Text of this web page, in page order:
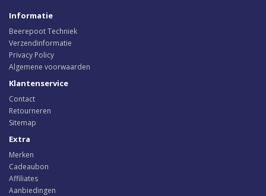
Informatie
Beerepoot Techniek
Verzendinformatie
Privacy Policy
Algemene voorwaarden
Klantenservice
Contact
Retourneren
Sitemap
Extra
Merken
Cadeaubon
Affiliates
Aanbiedingen